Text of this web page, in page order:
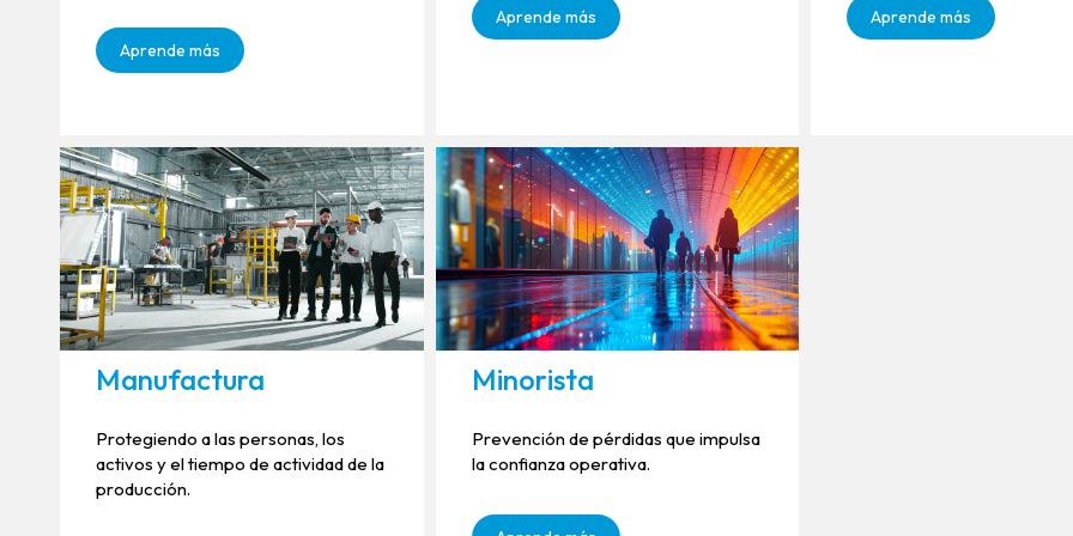
Aprende más
Aprende más Aprende más
Manufactura
Protegiendo a las personas, los
activos y el tiempo de actividad de la
producción.
Minorista
Prevención de pérdidas que impulsa
la confianza operativa.